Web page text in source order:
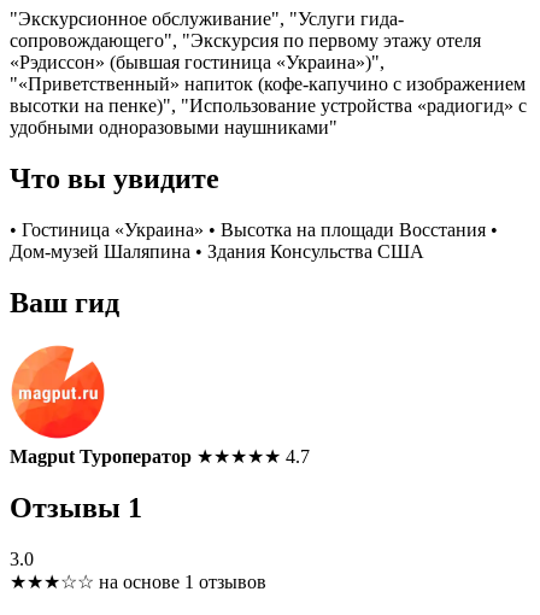
"Экскурсионное обслуживание", "Услуги гида-
сопровождающего", "Экскурсия по первому этажу отеля
«Рэдиссон» (бывшая гостиница «Украина»)",
"«Приветственный» напиток (кофе-капучино с изображением
высотки на пенке)", "Использование устройства «радиогид» с
удобными одноразовыми наушниками"
Что вы увидите
• Гостиница «Украина» • Высотка на площади Восстания •
Дом-музей Шаляпина • Здания Консульства США
Ваш гид
Magput Туроператор ★★★★★ 4.7
Отзывы 1
3.0
★★★☆☆ на основе 1 отзывов